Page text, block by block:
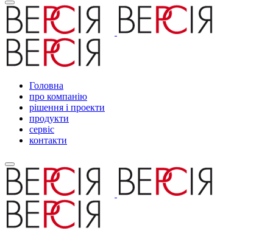
Головна
про компанію
рішення і проекти
продукти
сервіс
контакти